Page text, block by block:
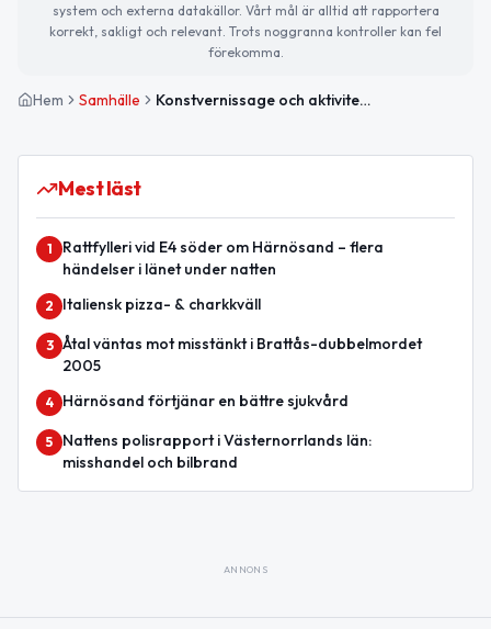
system och externa datakällor. Vårt mål är alltid att rapportera
korrekt, sakligt och relevant. Trots noggranna kontroller kan fel
förekomma.
Hem Samhälle Konstvernissage och aktiviteter för alla åldrar idag
Mest läst
1
Rattfylleri vid E4 söder om Härnösand – flera
händelser i länet under natten
2 Italiensk pizza- & charkkväll
3 Åtal väntas mot misstänkt i Brattås-dubbelmordet
2005
4 Härnösand förtjänar en bättre sjukvård
5
Nattens polisrapport i Västernorrlands län:
misshandel och bilbrand
ANNONS